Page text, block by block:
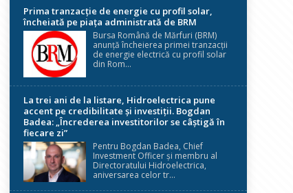
Prima tranzacție de energie cu profil solar,
încheiată pe piața administrată de BRM
Bursa Română de Mărfuri (BRM)
anunță încheierea primei tranzacții
de energie electrică cu profil solar
din Rom...
La trei ani de la listare, Hidroelectrica pune
accent pe credibilitate și investiții. Bogdan
Badea: „Încrederea investitorilor se câștigă în
fiecare zi”
Pentru Bogdan Badea, Chief
Investment Officer și membru al
Directoratului Hidroelectrica,
aniversarea celor tr...